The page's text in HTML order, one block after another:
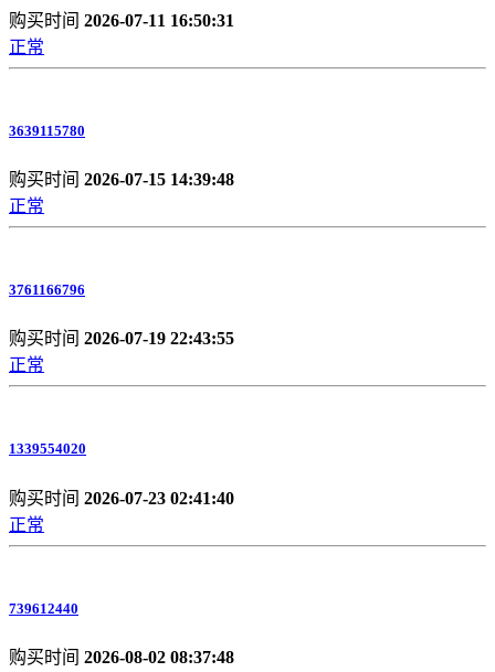
购买时间 2026-07-11 16:50:31
正常
3639115780
购买时间 2026-07-15 14:39:48
正常
3761166796
购买时间 2026-07-19 22:43:55
正常
1339554020
购买时间 2026-07-23 02:41:40
正常
739612440
购买时间 2026-08-02 08:37:48